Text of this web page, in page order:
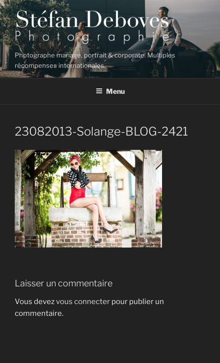
Aller
au
contenu
principal
Photographe mariage, portrait & corporate. Multiples
récompenses internationales.
Menu
23082013-Solange-BLOG-2421
Laisser un commentaire
Vous devezvous connecter pour publier un
commentaire.